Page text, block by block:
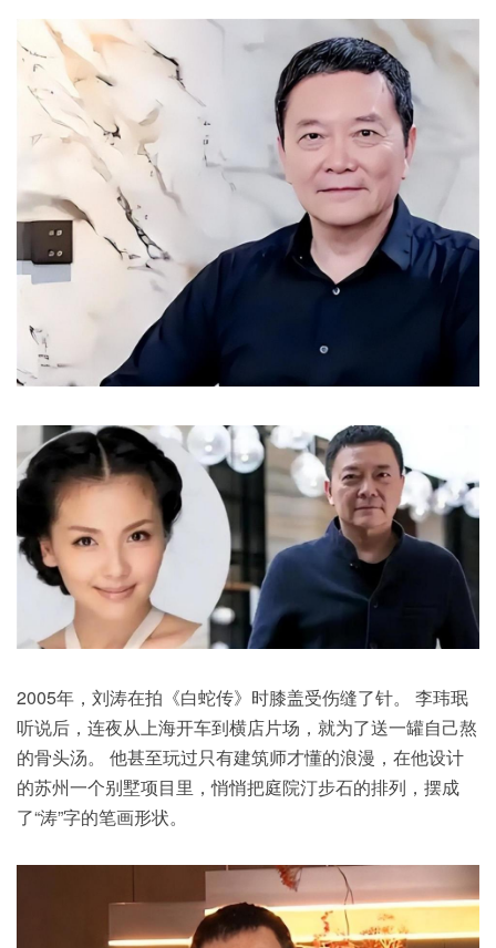
2005年，刘涛在拍《白蛇传》时膝盖受伤缝了针。 李玮珉
听说后，连夜从上海开车到横店片场，就为了送一罐自己熬
的骨头汤。 他甚至玩过只有建筑师才懂的浪漫，在他设计
的苏州一个别墅项目里，悄悄把庭院汀步石的排列，摆成
了“涛”字的笔画形状。